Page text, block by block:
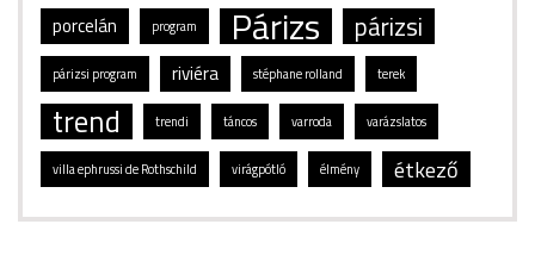
porcelán program Párizs párizsi
párizsi program riviéra stéphane rolland terek
trend trendi táncos varroda varázslatos
villa ephrussi de Rothschild virágpótló élmény étkező